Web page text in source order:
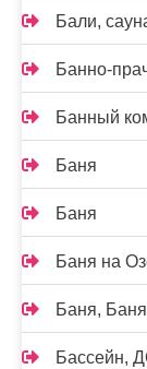
Бали,
Банно-
Банный
Баня
Баня
Баня на
Баня, Баня
Бассейн,